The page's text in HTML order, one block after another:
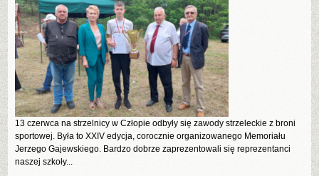
13 czerwca na strzelnicy w Człopie odbyły się zawody strzeleckie z broni
sportowej. Była to XXIV edycja, corocznie organizowanego Memoriału
Jerzego Gajewskiego. Bardzo dobrze zaprezentowali się reprezentanci
naszej szkoły...